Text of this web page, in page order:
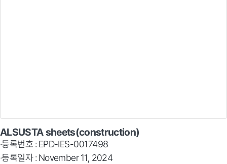
ALSUSTA sheets(construction)
·등록번호 : EPD-IES-0017498
·등록일자 : November 11, 2024